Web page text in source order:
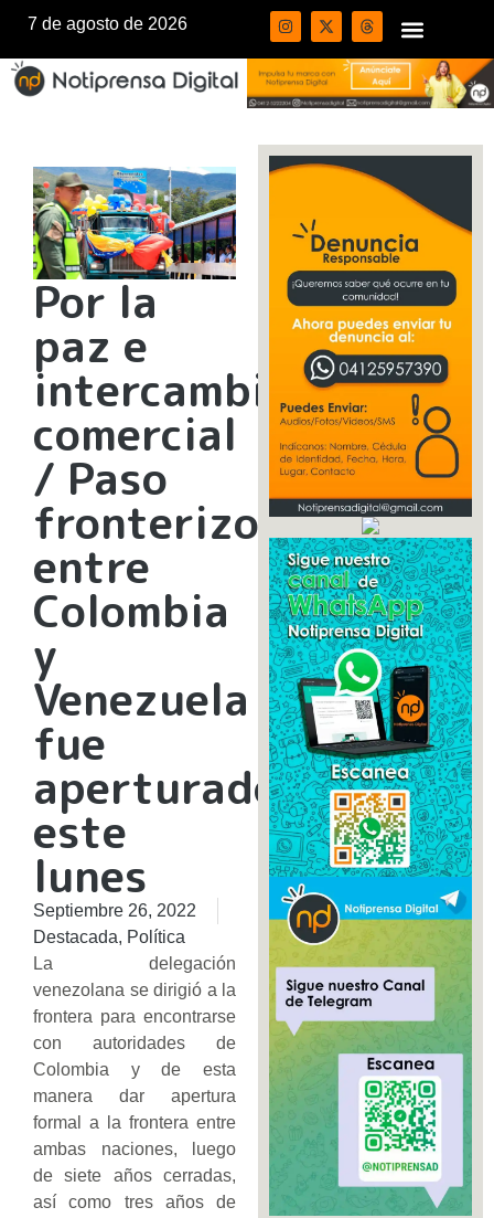
7 de agosto de 2026
Por la
paz e
intercambio
comercial
/ Paso
fronterizo
entre
Colombia
y
Venezuela
fue
aperturado
este
lunes
Septiembre 26, 2022
Destacada, Política
La delegación
venezolana se dirigió a la
frontera para encontrarse
con autoridades de
Colombia y de esta
manera dar apertura
formal a la frontera entre
ambas naciones, luego
de siete años cerradas,
así como tres años de